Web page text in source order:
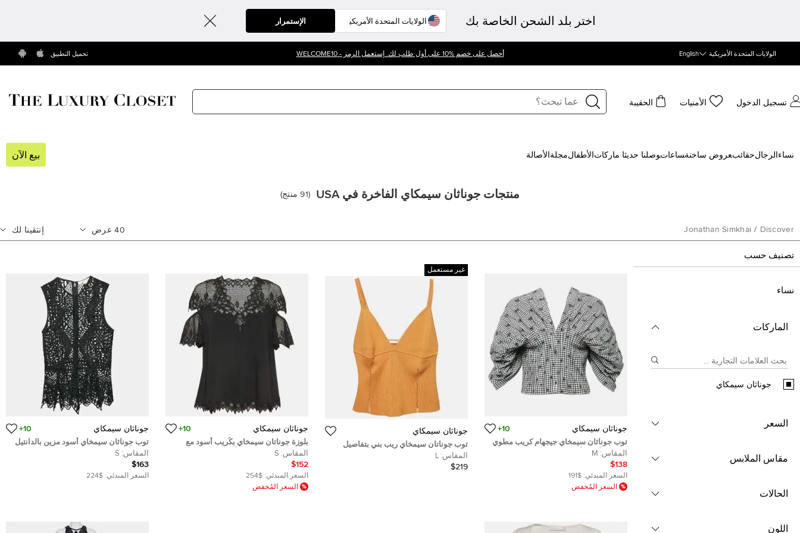
اختر بلد الشحن الخاصة بك الإستمرار
الولايات المتحدة الأمريكية English أحصل على خصم %10 على أول طلب لك. إستعمل الرمز - WELCOME10 تحميل التطبيق
تسجيل الدخول الأمنيات الحقيبة
نساء الرجالحقائب‍عروض ساخنة‍ساعات‍وصلنا حديثا ‍ ماركات الأطفالمجلة الأصالة بيع الآن
منتجات جوناثان سيمكاي الفاخرة في USA (
91 منتج)
Discover
/
Jonathan Simkhai
40 عرض إنتقينا لك
تصنيف حسب
نساء
الماركات
جوناثان سيمكاي
السعر
مقاس الملابس
الحالات
اللون
جوناثان سيمكاي 10+
توب جوناثان سيمخاي جيجهام كريب مطوي
كورسيه أسود/أبيض وسط
المقاس: M
$138
السعر المبدئي: $191
السعر المُخفض
غير مستعمل
جوناثان سيمكاي
توب جوناتان سيمخاي ريب بني بتفاصيل
فتحات قصير كبير
المقاس: L
$219
جوناثان سيمكاي 10+
بلوزة جوناتان سيمخاي بكُريب أسود مع
تطريز دانتيل وتفاصيل أكمام مقطوعة
صغيرة
المقاس: S
$152
السعر المبدئي: $254
السعر المُخفض
جوناثان سيمكاي 10+
توب جوناثان سيمخاي أسود مزين بالدانتيل
بدون أكمام صغير
المقاس: S
$163
السعر المبدئي: $224